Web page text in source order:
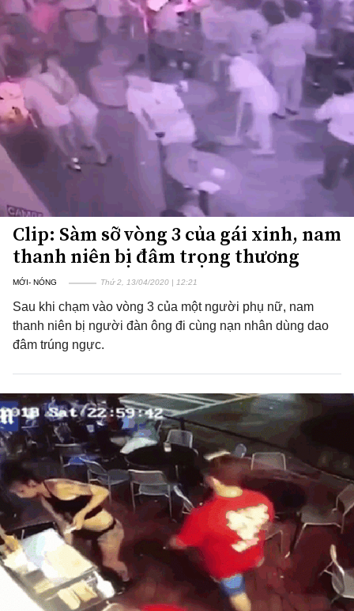
Clip: Sàm sỡ vòng 3 của gái xinh, nam
thanh niên bị đâm trọng thương
MỚI- NÓNG Thứ 2, 13/04/2020 | 12:21
Sau khi chạm vào vòng 3 của một người phụ nữ, nam
thanh niên bị người đàn ông đi cùng nạn nhân dùng dao
đâm trúng ngực.